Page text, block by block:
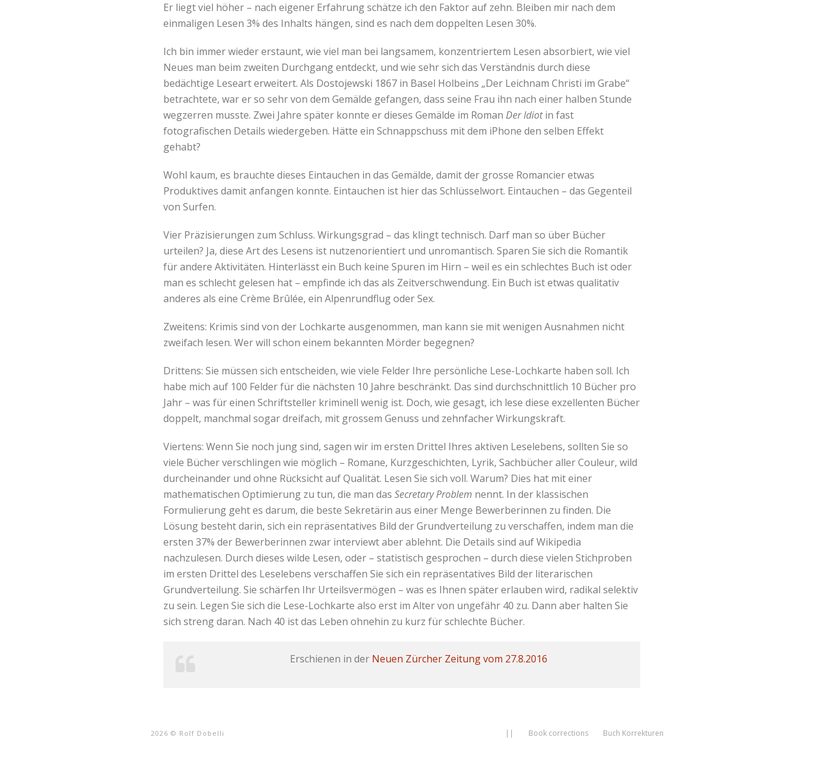
Er liegt viel höher – nach eigener Erfahrung schätze ich den Faktor auf zehn. Bleiben mir nach dem
einmaligen Lesen 3% des Inhalts hängen, sind es nach dem doppelten Lesen 30%.
Ich bin immer wieder erstaunt, wie viel man bei langsamem, konzentriertem Lesen absorbiert, wie viel
Neues man beim zweiten Durchgang entdeckt, und wie sehr sich das Verständnis durch diese
bedächtige Leseart erweitert. Als Dostojewski 1867 in Basel Holbeins „Der Leichnam Christi im Grabe“
betrachtete, war er so sehr von dem Gemälde gefangen, dass seine Frau ihn nach einer halben Stunde
wegzerren musste. Zwei Jahre später konnte er dieses Gemälde im Roman Der Idiotin fast
fotografischen Details wiedergeben. Hätte ein Schnappschuss mit dem iPhone den selben Effekt
gehabt?
Wohl kaum, es brauchte dieses Eintauchen in das Gemälde, damit der grosse Romancier etwas
Produktives damit anfangen konnte. Eintauchen ist hier das Schlüsselwort. Eintauchen – das Gegenteil
von Surfen.
Vier Präzisierungen zum Schluss. Wirkungsgrad – das klingt technisch. Darf man so über Bücher
urteilen? Ja, diese Art des Lesens ist nutzenorientiert und unromantisch. Sparen Sie sich die Romantik
für andere Aktivitäten. Hinterlässt ein Buch keine Spuren im Hirn – weil es ein schlechtes Buch ist oder
man es schlecht gelesen hat – empfinde ich das als Zeitverschwendung. Ein Buch ist etwas qualitativ
anderes als eine Crème Brûlée, ein Alpenrundflug oder Sex.
Zweitens: Krimis sind von der Lochkarte ausgenommen, man kann sie mit wenigen Ausnahmen nicht
zweifach lesen. Wer will schon einem bekannten Mörder begegnen?
Drittens: Sie müssen sich entscheiden, wie viele Felder Ihre persönliche Lese-Lochkarte haben soll. Ich
habe mich auf 100 Felder für die nächsten 10 Jahre beschränkt. Das sind durchschnittlich 10 Bücher pro
Jahr – was für einen Schriftsteller kriminell wenig ist. Doch, wie gesagt, ich lese diese exzellenten Bücher
doppelt, manchmal sogar dreifach, mit grossem Genuss und zehnfacher Wirkungskraft.
Viertens: Wenn Sie noch jung sind, sagen wir im ersten Drittel Ihres aktiven Leselebens, sollten Sie so
viele Bücher verschlingen wie möglich – Romane, Kurzgeschichten, Lyrik, Sachbücher aller Couleur, wild
durcheinander und ohne Rücksicht auf Qualität. Lesen Sie sich voll. Warum? Dies hat mit einer
mathematischen Optimierung zu tun, die man das Secretary Problem nennt. In der klassischen
Formulierung geht es darum, die beste Sekretärin aus einer Menge Bewerberinnen zu finden. Die
Lösung besteht darin, sich ein repräsentatives Bild der Grundverteilung zu verschaffen, indem man die
ersten 37% der Bewerberinnen zwar interviewt aber ablehnt. Die Details sind auf Wikipedia
nachzulesen. Durch dieses wilde Lesen, oder – statistisch gesprochen – durch diese vielen Stichproben
im ersten Drittel des Leselebens verschaffen Sie sich ein repräsentatives Bild der literarischen
Grundverteilung. Sie schärfen Ihr Urteilsvermögen – was es Ihnen später erlauben wird, radikal selektiv
zu sein. Legen Sie sich die Lese-Lochkarte also erst im Alter von ungefähr 40 zu. Dann aber halten Sie
sich streng daran. Nach 40 ist das Leben ohnehin zu kurz für schlechte Bücher.
Erschienen in der Neuen Zürcher Zeitung vom 27.8.2016
2026 © Rolf Dobelli || Book corrections Buch Korrekturen